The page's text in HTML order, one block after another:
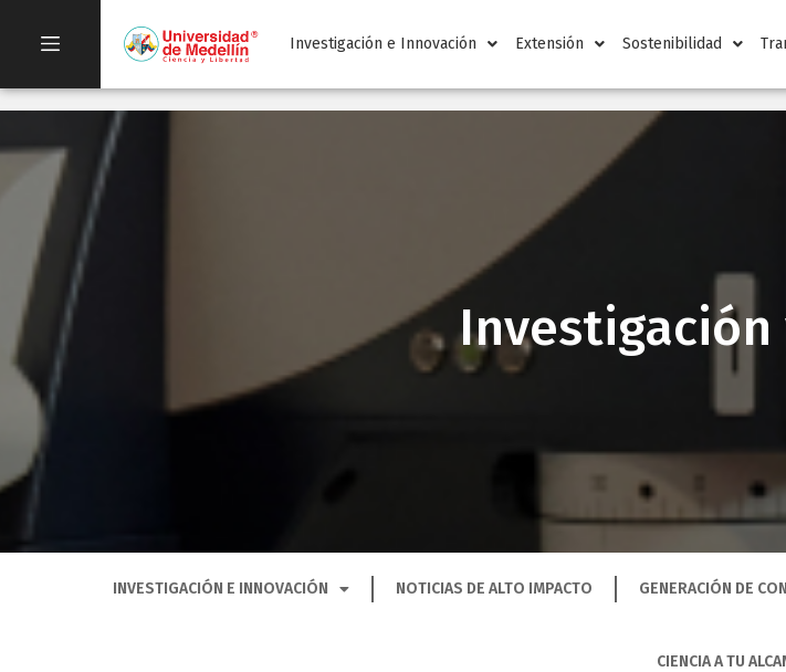
Investigación e Innovación Extensión Sostenibilidad
Investigación
INVESTIGACIÓN E INNOVACIÓN NOTICIAS DE ALTO IMPACTO GENERACIÓN DE
CIENCIA A TU